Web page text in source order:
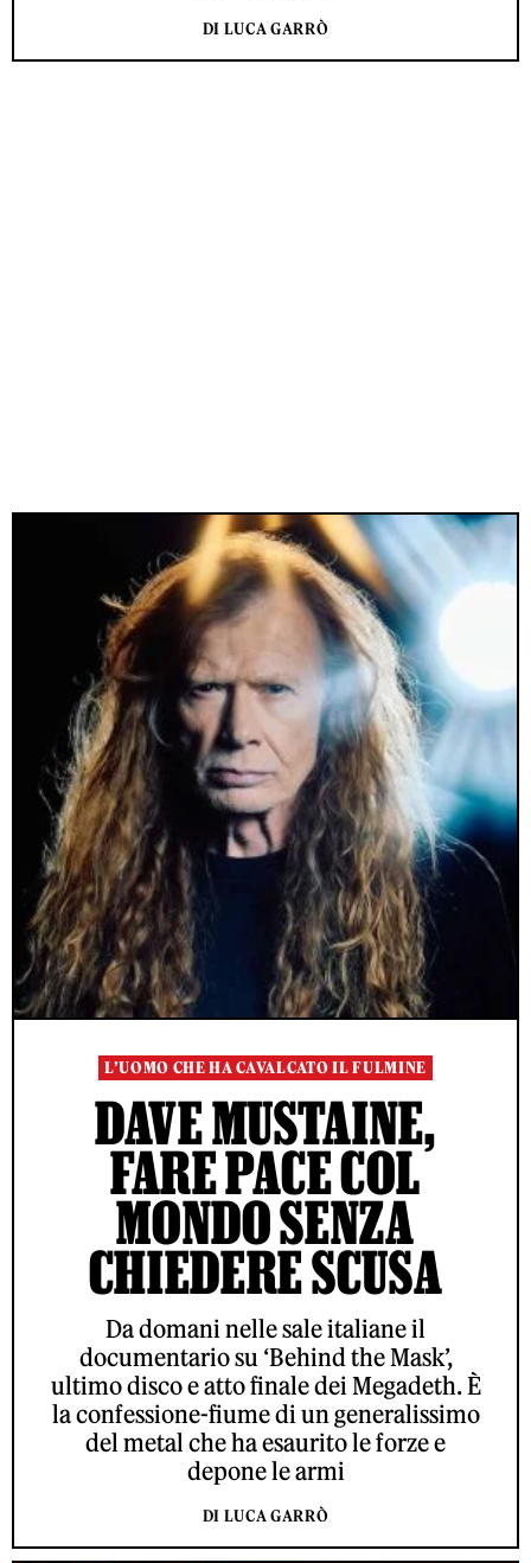
DI LUCA GARRÒ
L’UOMO CHE HA CAVALCATO IL FULMINE
DAVE MUSTAINE,
FARE PACE COL
MONDO SENZA
CHIEDERE SCUSA
Da domani nelle sale italiane il
documentario su ‘Behind the Mask’,
ultimo disco e atto finale dei Megadeth. È
la confessione-fiume di un generalissimo
del metal che ha esaurito le forze e
depone le armi
DI LUCA GARRÒ